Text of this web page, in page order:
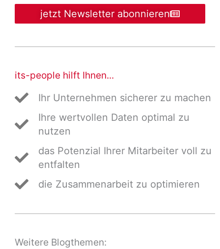
jetzt Newsletter abonnieren
its-people hilft Ihnen...
Ihr Unternehmen sicherer zu machen
Ihre wertvollen Daten optimal zu
nutzen
das Potenzial Ihrer Mitarbeiter voll zu
entfalten
die Zusammenarbeit zu optimieren
Weitere Blogthemen: